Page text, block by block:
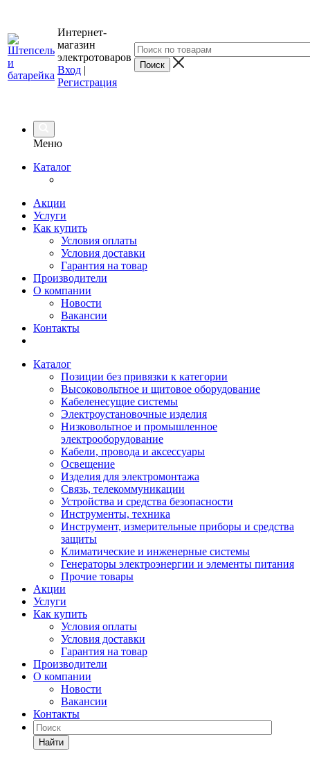
Интернет-
магазин
электротоваров
Вход |
Регистрация
Меню
Каталог
Акции
Услуги
Как купить
Условия оплаты
Условия доставки
Гарантия на товар
Производители
О компании
Новости
Вакансии
Контакты
Каталог
Позиции без привязки к категории
Высоковольтное и щитовое оборудование
Кабеленесущие системы
Электроустановочные изделия
Низковольтное и промышленное
электрооборудование
Кабели, провода и аксессуары
Освещение
Изделия для электромонтажа
Связь, телекоммуникации
Устройства и средства безопасности
Инструменты, техника
Инструмент, измерительные приборы и средства
защиты
Климатические и инженерные системы
Генераторы электроэнергии и элементы питания
Прочие товары
Акции
Услуги
Как купить
Условия оплаты
Условия доставки
Гарантия на товар
Производители
О компании
Новости
Вакансии
Контакты
Найти